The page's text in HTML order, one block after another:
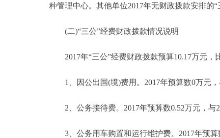
种管理中心。其他单位2017年无财政拨款安排的
(二)“三公”经费财政拨款情况说明
2017年“三公”经费财政拨款预算10.17万元，
1、因公出国(境)费用。2017年预算数0万元，
2、公务接待费。2017年预算数0.52万元，与
3、公务用车购置和运行维护费。2017年预算